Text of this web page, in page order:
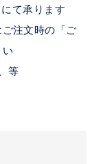
て承ります
注文時の「ご
い
等